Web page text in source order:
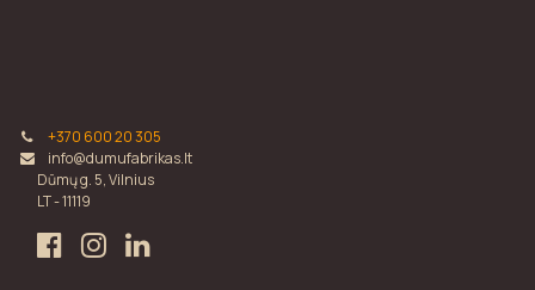
+370 600 20 305
info@dumufabrikas.lt
Dūmų g. 5, Vilnius
LT - 11119